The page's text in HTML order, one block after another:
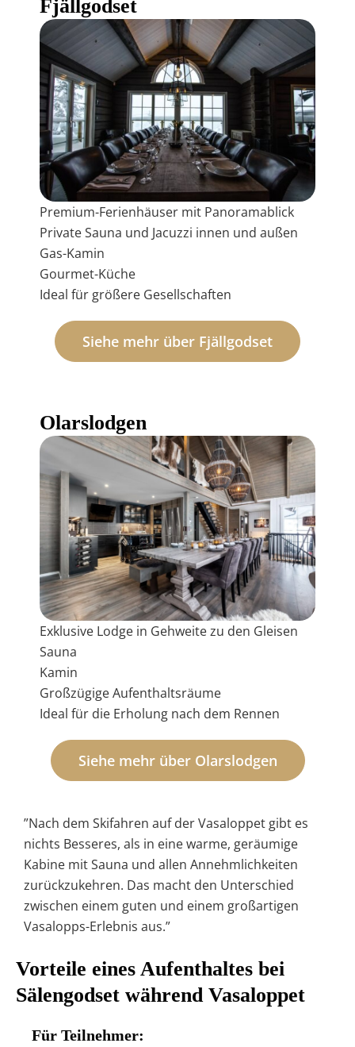
Fjällgodset
Premium-Ferienhäuser mit Panoramablick
Private Sauna und Jacuzzi innen und außen
Gas-Kamin
Gourmet-Küche
Ideal für größere Gesellschaften
Siehe mehr über Fjällgodset
Olarslodgen
Exklusive Lodge in Gehweite zu den Gleisen
Sauna
Kamin
Großzügige Aufenthaltsräume
Ideal für die Erholung nach dem Rennen
Siehe mehr über Olarslodgen
”Nach dem Skifahren auf der Vasaloppet gibt es
nichts Besseres, als in eine warme, geräumige
Kabine mit Sauna und allen Annehmlichkeiten
zurückzukehren. Das macht den Unterschied
zwischen einem guten und einem großartigen
Vasalopps-Erlebnis aus.”
Vorteile eines Aufenthaltes bei
Sälengodset während Vasaloppet
Für Teilnehmer: